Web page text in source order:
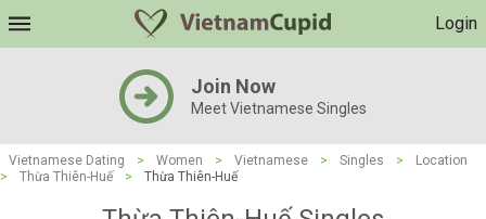
Login
Join Now
Meet Vietnamese Singles
Vietnamese Dating > Women > Vietnamese > Singles >
Location
>
Thừa Thiên-Huế > Thừa Thiên-Huế